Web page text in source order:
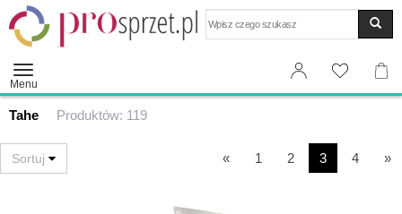
Menu
Tahe Produktów: 119
« 1 2 3 4 »